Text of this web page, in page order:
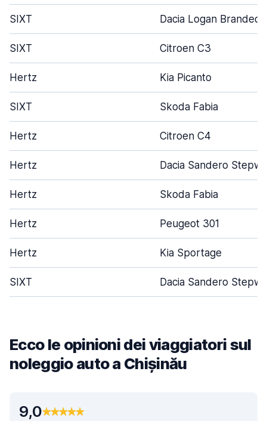
SIXT Dacia Logan Branded
SIXT Citroen C3
Hertz Kia Picanto
SIXT Skoda Fabia
Hertz Citroen C4
Hertz Dacia Sandero
Hertz Skoda Fabia
Hertz Peugeot 301
Hertz Kia Sportage
SIXT Dacia Sandero
Ecco le opinioni dei viaggiatori sul
noleggio auto a Chișinău
9,0